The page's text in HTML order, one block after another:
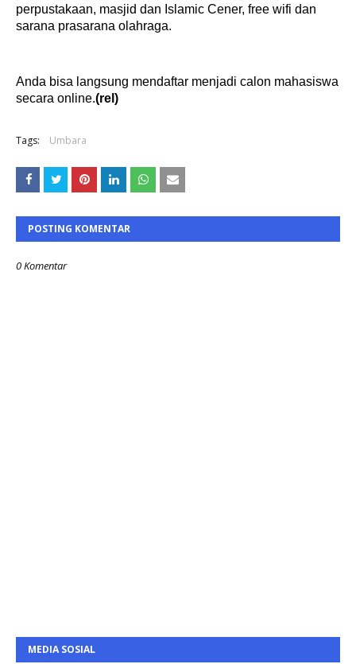
perpustakaan, masjid dan Islamic Cener, free wifi dan
sarana prasarana olahraga.
Anda bisa langsung mendaftar menjadi calon mahasiswa
secara online.(rel)
Tags: Umbara
POSTING KOMENTAR
0 Komentar
MEDIA SOSIAL